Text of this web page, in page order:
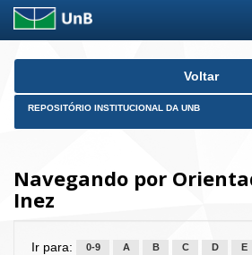
Skip
Voltar
REPOSITÓRIO INSTITUCIONAL DA UNB
Navegando por
Inez
Ir para: 0-9 A B C D E